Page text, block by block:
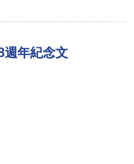
年紀念文